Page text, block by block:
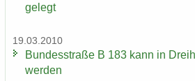
ge­legt
19.03.2010
Bun­des­stra­ße B 183 kann in
wer­den